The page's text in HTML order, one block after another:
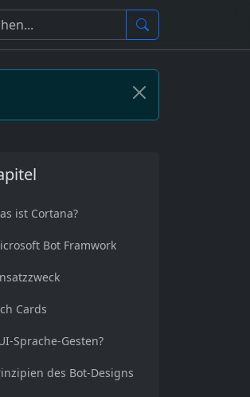
ist Cortana?
Bot Framwork
Cards
Sprache-Gesten?
des Bot-Designs